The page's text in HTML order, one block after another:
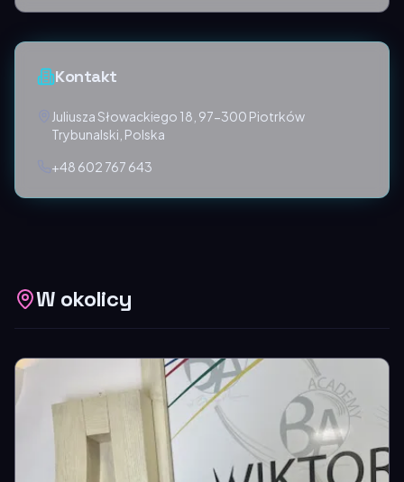
Kontakt
Juliusza Słowackiego 18, 97-300 Piotrków
Trybunalski, Polska
+48 602 767 643
W okolicy